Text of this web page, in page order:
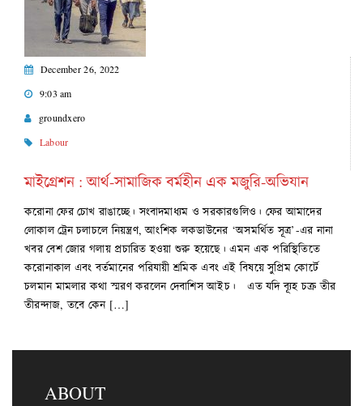
December 26, 2022
9:03 am
groundxero
Labour
মাইগ্রেশন : আর্থ-সামাজিক বর্মহীন এক মজুরি-অভিযান
করোনা ফের চোখ রাঙাচ্ছে। সংবাদমাধ্যম ও সরকারগুলিও। ফের আমাদের
লোকাল ট্রেন চলাচলে নিয়ন্ত্রণ, আংশিক লকডাউনের ‘অসমর্থিত সূত্র’-এর নানা
খবর বেশ জোর গলায় প্রচারিত হওয়া শুরু হয়েছে। এমন এক পরিস্থিতিতে
করোনাকাল এবং বর্তমানের পরিযায়ী শ্রমিক এবং এই বিষয়ে সুপ্রিম কোর্টে
চলমান মামলার কথা স্মরণ করলেন দেবাশিস আইচ। এত যদি ব্যূহ চক্র তীর
তীরন্দাজ, তবে কেন […]
ABOUT